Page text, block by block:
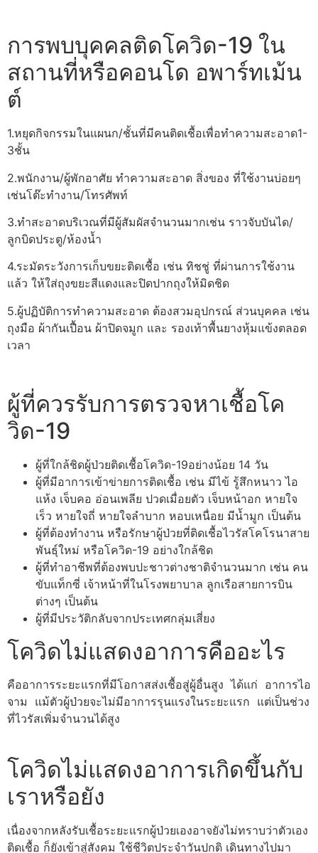
การพบบุคคลติดโควิด-19 ใน
สถานที่หรือคอนโด อพาร์ทเม้น
ต์
1.หยุดกิจกรรมในแผนก/ชั้นที่มีคนติดเชื้อเพื่อทำความสะอาด1-
3ชั้น
2.พนักงาน/ผู้พักอาศัย ทำความสะอาด สิ่งของ ที่ใช้งานบ่อยๆ
เช่นโต๊ะทำงาน/โทรศัพท์
3.ทำสะอาดบริเวณที่มีผู้สัมผัสจำนวนมากเช่น ราวจับบันได/
ลูกบิดประตู/ห้องน้ำ
4.ระมัดระวังการเก็บขยะติดเชื้อ เช่น ทิชชู่ ที่ผ่านการใช้งาน
แล้ว ให้ใส่ถุงขยะสีแดงและปิดปากถุงให้มิดชิด
5.ผู้ปฏิบัติการทำความสะอาด ต้องสวมอุปกรณ์ ส่วนบุคคล เช่น
ถุงมือ ผ้ากันเปื้อน ผ้าปิดจมูก และ รองเท้าพื้นยางหุ้มแข้งตลอด
เวลา
ผู้ที่ควรรับการตรวจหาเชื้อโค
วิด-19
ผู้ที่ใกล้ชิดผู้ป่วยติดเชื้อโควิด-19อย่างน้อย 14 วัน
ผู้ที่มีอาการเข้าข่ายการติดเชื้อ เช่น มีไข้ รู้สึกหนาว ไอ
แห้ง เจ็บคอ อ่อนเพลีย ปวดเมื่อยตัว เจ็บหน้าอก หายใจ
เร็ว หายใจถี่ หายใจลำบาก หอบเหนื่อย มีน้ำมูก เป็นต้น
ผู้ที่ต้องทำงาน หรือรักษาผู้ป่วยที่ติดเชื้อไวรัสโคโรนาสาย
พันธุ์ใหม่ หรือโควิด-19 อย่างใกล้ชิด
ผู้ที่ทำอาชีพที่ต้องพบปะชาวต่างชาติจำนวนมาก เช่น คน
ขับแท็กซี่ เจ้าหน้าที่ในโรงพยาบาล ลูกเรือสายการบิน
ต่างๆ เป็นต้น
ผู้ที่มีประวัติกลับจากประเทศกลุ่มเสี่ยง
โควิดไม่แสดงอาการคืออะไร
คืออาการระยะแรกที่มีโอกาสส่งเชื้อสู่ผู้อื่นสูง ได้แก่ อาการไอ
จาม แม้ตัวผู้ป่วยจะไม่มีอาการรุนแรงในระยะแรก แต่เป็นช่วง
ที่ไวรัสเพิ่มจำนวนได้สูง
โควิดไม่แสดงอาการเกิดขึ้นกับ
เราหรือยัง
เนื่องจากหลังรับเชื้อระยะแรกผู้ป่วยเองอาจยังไม่ทราบว่าตัวเอง
ติดเชื้อ ก็ยังเข้าสู่สังคม ใช้ชีวิตประจำวันปกติ เดินทางไปมา